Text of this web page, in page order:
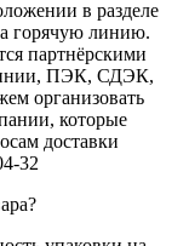
в разделе
горячую линию.
партнёрскими
ПЭК, СДЭК,
организовать
которые
доставки
32